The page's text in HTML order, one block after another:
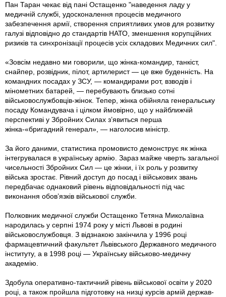
Пан Таран чекає від пані Остащенко "наведення ладу у
медичній службі, удосконалення процесів медичного
забезпечення армії, створення сприятливих умов для розвитку
галузі відповідно до стандартів НАТО, зменшення корупційних
ризиків та синхронізації процесів усіх складових Медичних сил".
«Зовсім недавно ми говорили, що жінка-командир, танкіст,
снайпер, розвідник, пілот, артилерист — це вже буденність. На
командних посадах у ЗСУ, — командирами рот, взводів і
мінометних батарей, — перебувають близько сотні
військовослужбовців-жінок. Тепер, жінка обійняла генеральську
посаду Командувача і цілком ймовірно, що у найближчій
перспективі у Збройних Силах з’явиться перша
жінка-«бригадний генерал», — наголосив міністр.
За його даними, статистика промовисто демонструє як жінка
інтегрувалася в українську армію. Зараз майже чверть загальної
чисельності Збройних Сил — це жінки, і їх роль у розвитку
війська зростає. Рівний доступ до посад і військових звань
передбачає однаковий рівень відповідальності під час
виконання обов’язків військової служби.
Полковник медичної служби Остащенко Тетяна Миколаївна
народилась у серпні 1974 року у місті Львові в родині
військовослужбовця. З відзнакою закінчила у 1996 році
фармацевтичний факультет Львівського Державного медичного
інституту, а в 1998 році — Українську військово-медичну
академію.
Здобула оперативно-тактичний рівень військової освіти у 2020
році, а також пройшла підготовку на низці курсів армій держав-